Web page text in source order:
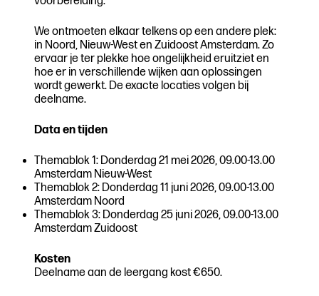
We ontmoeten elkaar telkens op een andere plek:
in Noord, Nieuw-West en Zuidoost Amsterdam. Zo
ervaar je ter plekke hoe ongelijkheid eruitziet en
hoe er in verschillende wijken aan oplossingen
wordt gewerkt. De exacte locaties volgen bij
deelname.
Data en tijden
Themablok 1: Donderdag 21 mei 2026, 09.00-13.00
Amsterdam Nieuw-West
Themablok 2: Donderdag 11 juni 2026, 09.00-13.00
Amsterdam Noord
Themablok 3: Donderdag 25 juni 2026, 09.00-13.00
Amsterdam Zuidoost
Kosten
Deelname aan de leergang kost €650.